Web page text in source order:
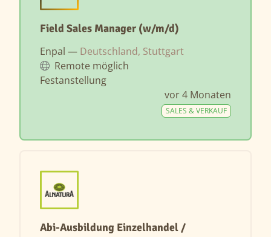
Field Sales Manager (w/m/d)
Enpal — Deutschland, Stuttgart
Remote möglich
Festanstellung
vor 4 Monaten
SALES & VERKAUF
Abi-Ausbildung Einzelhandel /